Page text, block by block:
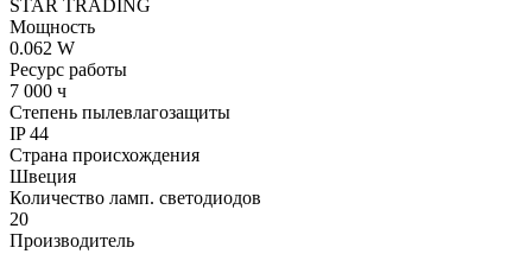
STAR TRADING
Мощность
0.062 W
Ресурс работы
7 000 ч
Степень пылевлагозащиты
IP 44
Страна происхождения
Швеция
Количество ламп. светодиодов
20
Производитель